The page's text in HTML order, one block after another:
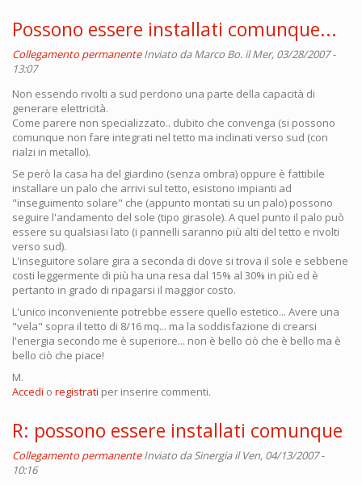
Possono essere installati comunque...
Collegamento permanente Inviato daMarco Bo. il Mer, 03/28/2007 -
13:07
Non essendo rivolti a sud perdono una parte della capacità di
generare elettricità.
Come parere non specializzato.. dubito che convenga (si possono
comunque non fare integrati nel tetto ma inclinati verso sud (con
rialzi in metallo).
Se però la casa ha del giardino (senza ombra) oppure è fattibile
installare un palo che arrivi sul tetto, esistono impianti ad
"inseguimento solare" che (appunto montati su un palo) possono
seguire l'andamento del sole (tipo girasole). A quel punto il palo può
essere su qualsiasi lato (i pannelli saranno più alti del tetto e rivolti
verso sud).
L'inseguitore solare gira a seconda di dove si trova il sole e sebbene
costi leggermente di più ha una resa dal 15% al 30% in più ed è
pertanto in grado di ripagarsi il maggior costo.
L'unico inconveniente potrebbe essere quello estetico... Avere una
"vela" sopra il tetto di 8/16 mq... ma la soddisfazione di crearsi
l'energia secondo me è superiore... non è bello ciò che è bello ma è
bello ciò che piace!
M.
Accedi o registrati per inserire commenti.
R: possono essere installati comunque
Collegamento permanente Inviato da Sinergiail Ven, 04/13/2007 -
10:16